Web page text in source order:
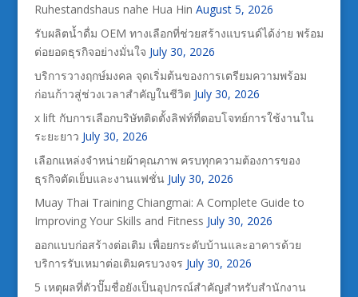
Ruhestandshaus nahe Hua Hin August 5, 2026
รับผลิตน้ำดื่ม OEM ทางเลือกที่ช่วยสร้างแบรนด์ได้ง่าย พร้อม
ต่อยอดธุรกิจอย่างมั่นใจ July 30, 2026
บริการวางฤกษ์มงคล จุดเริ่มต้นของการเตรียมความพร้อม
ก่อนก้าวสู่ช่วงเวลาสำคัญในชีวิต July 30, 2026
x lift กับการเลือกบริษัทติดตั้งลิฟท์ที่ตอบโจทย์การใช้งานใน
ระยะยาว July 30, 2026
เลือกแหล่งจำหน่ายผ้าคุณภาพ ครบทุกความต้องการของ
ธุรกิจตัดเย็บและงานแฟชั่น July 30, 2026
Muay Thai Training Chiangmai: A Complete Guide to
Improving Your Skills and Fitness July 30, 2026
ออกแบบก่อสร้างต่อเติม เพื่อยกระดับบ้านและอาคารด้วย
บริการรับเหมาต่อเติมครบวงจร July 30, 2026
5 เหตุผลที่ตัวปั๊มชื่อยังเป็นอุปกรณ์สำคัญสำหรับสำนักงาน